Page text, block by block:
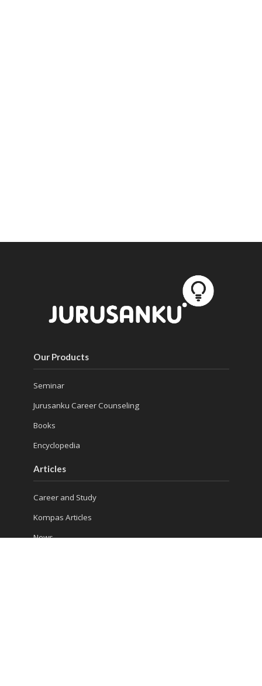
Our Products
Seminar
Jurusanku Career Counseling
Books
Encyclopedia
Articles
Career and Study
Kompas Articles
News